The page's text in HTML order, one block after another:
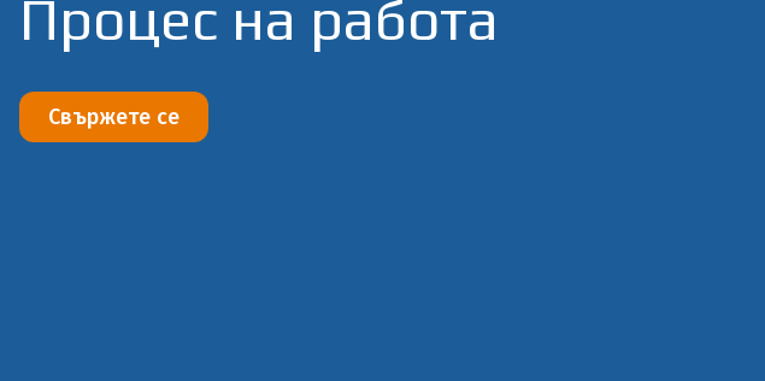
Процес на работа
Свържете се